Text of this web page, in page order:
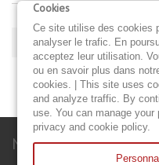
MEHR INFOS
Newsletter
Cookies
Ce site utilise des cookies
analyser le trafic. En
acceptez leur utilisation.
ou en savoir plus dans
cookies. | This site uses
and analyze traffic. By
use. You can manage
privacy and cookie policy.